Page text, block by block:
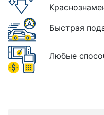
Быстрая
Любые